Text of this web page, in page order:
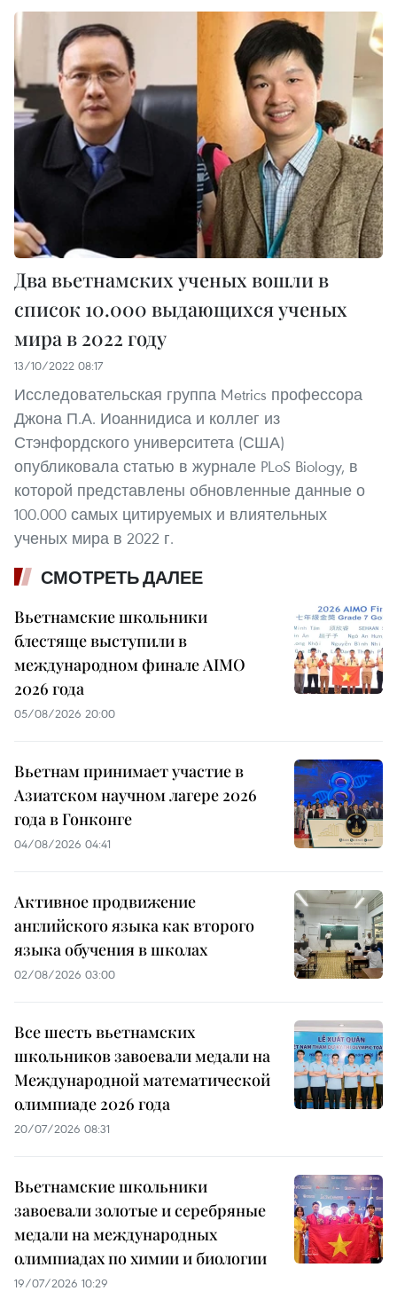
Два вьетнамских ученых вошли в
список 10.000 выдающихся ученых
мира в 2022 году
13/10/2022 08:17
Исследовательская группа Metrics профессора
Джона П.А. Иоаннидиса и коллег из
Стэнфордского университета (США)
опубликовала статью в журнале PLoS Biology, в
которой представлены обновленные данные о
100.000 самых цитируемых и влиятельных
ученых мира в 2022 г.
СМОТРЕТЬ ДАЛЕЕ
Вьетнамские школьники
блестяще выступили в
международном финале AIMO
2026 года
05/08/2026 20:00
Вьетнам принимает участие в
Азиатском научном лагере 2026
года в Гонконге
04/08/2026 04:41
Активное продвижение
английского языка как второго
языка обучения в школах
02/08/2026 03:00
Все шесть вьетнамских
школьников завоевали медали на
Международной математической
олимпиаде 2026 года
20/07/2026 08:31
Вьетнамские школьники
завоевали золотые и серебряные
медали на международных
олимпиадах по химии и биологии
19/07/2026 10:29